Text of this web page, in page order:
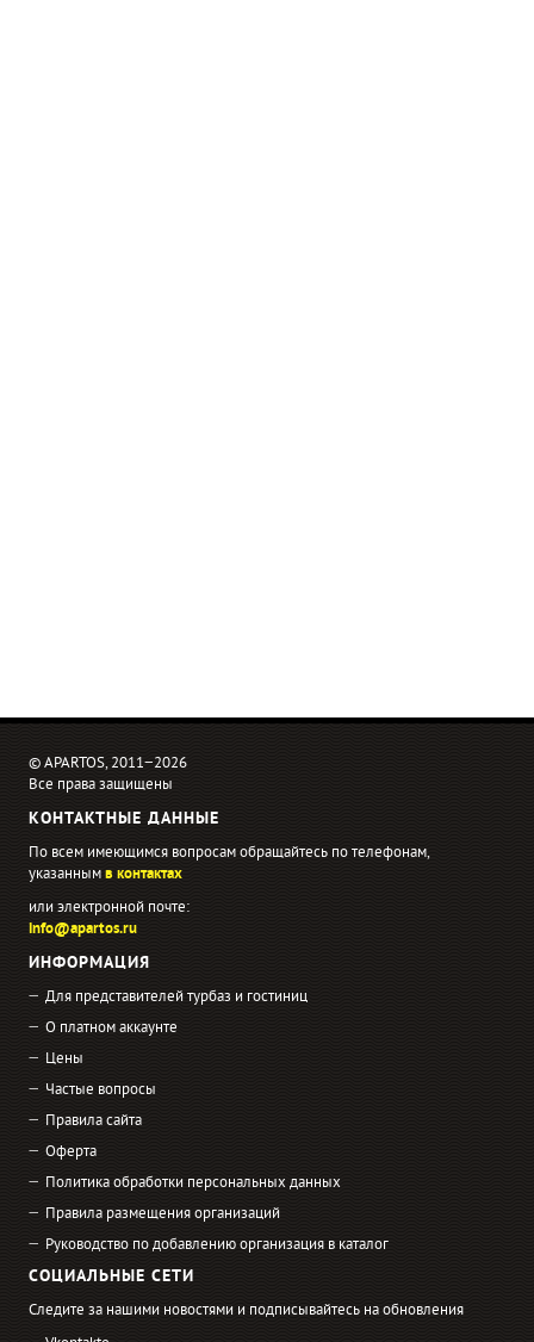
© APARTOS, 2011−2026
Все права защищены
КОНТАКТНЫЕ ДАННЫЕ
По всем имеющимся вопросам обращайтесь по телефонам,
указаннымв контактах
или электронной почте:
info@apartos.ru
ИНФОРМАЦИЯ
Для представителей турбаз и гостиниц
О платном аккаунте
Цены
Частые вопросы
Правила сайта
Оферта
Политика обработки персональных данных
Правила размещения организаций
Руководство по добавлению организация в каталог
СОЦИАЛЬНЫЕ СЕТИ
Следите за нашими новостями и подписывайтесь на обновления